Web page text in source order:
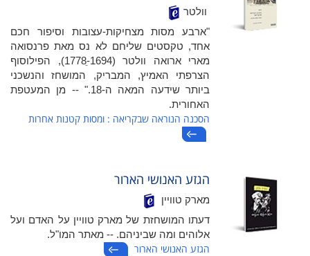
וולטר
"ארבע מסות מצחיקות-עצובות וסיפור חכם
אחד, טקסטים שליחם לא נס מאת פרנסואה
מארי ארואה וולטר (1694-ֵ‏1778), הפילוסוף
הצרפתי האמיץ, המבריק, המושחז והנשכני
ביותר שידעה המאה ה-18." -- מן המעטפת
האחורית.
הסכנה הנוראה שבקריאה : ומסות קטנות אחרות
הגזע האנושי הארור
מארק טוויין
דעתו המושחזת של מארק טוויין על האדם ועל
אלוהים ומה שביניהם. -- מאתר המו"ל.
הגזע האנושי הארור